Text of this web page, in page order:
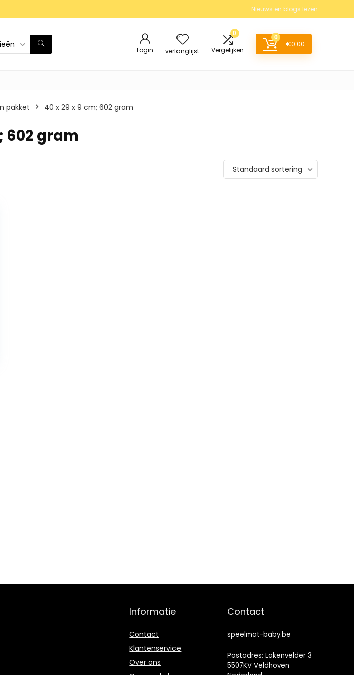
Nieuws en blogs lezen
Login verlanglijst
0
Vergelijken
0
€0.00
pakket ‎40 x 29 x 9 cm; 602 gram
602 gram
Standaard sortering
Informatie
Contact
Klantenservice
Over ons
Contact
speelmat-baby.be
Postadres: Lakenvelder 3
5507KV Veldhoven